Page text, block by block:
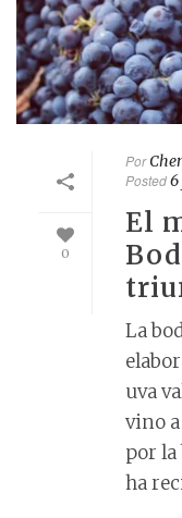
0
Por
Posted6
El
La
uva
vino
por la
ha